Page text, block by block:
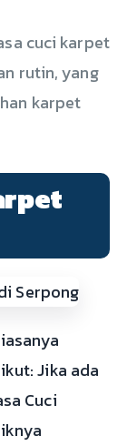
cuci karpet
rutin, yang
karpet
Jika ada
Cuci